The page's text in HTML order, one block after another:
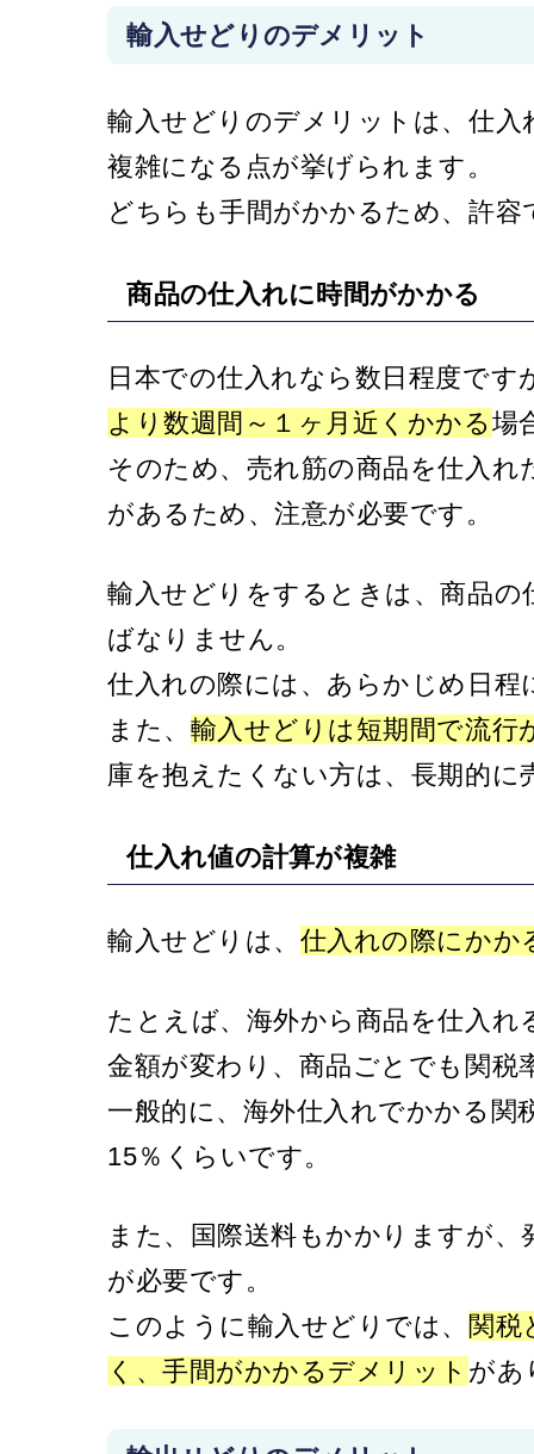
輸入せどりのデメリット
輸入せどりのデメリットは、仕
複雑になる点が挙げられます。
どちらも手間がかかるため、許
商品の仕入れに時間がかかる
日本での仕入れなら数日程度です
より数週間～１ヶ月近くかかる 場
そのため、売れ筋の商品を仕入
があるため、注意が必要です。
輸入せどりをするときは、商品
ばなりません。
仕入れの際には、あらかじめ日
また、 輸入せどりは短期間で流行
庫を抱えたくない方は、長期的
仕入れ値の計算が複雑
輸入せどりは、 仕入れの際にかか
たとえば、海外から商品を仕入
金額が変わり、商品ごとでも関税
一般的に、海外仕入れでかかる関
15％くらいです。
また、国際送料もかかりますが
が必要です。
このように輸入せどりでは、 関税
く、手間がかかるデメリット があ